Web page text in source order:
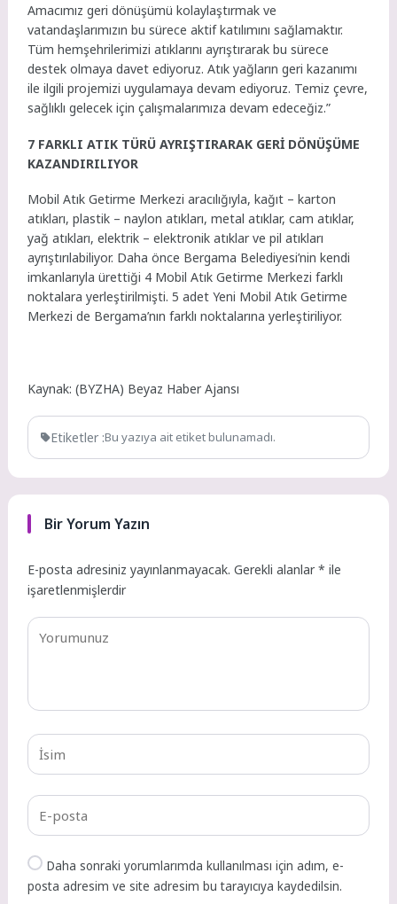
Amacımız geri dönüşümü kolaylaştırmak ve
vatandaşlarımızın bu sürece aktif katılımını sağlamaktır.
Tüm hemşehrilerimizi atıklarını ayrıştırarak bu sürece
destek olmaya davet ediyoruz. Atık yağların geri kazanımı
ile ilgili projemizi uygulamaya devam ediyoruz. Temiz çevre,
sağlıklı gelecek için çalışmalarımıza devam edeceğiz.”
7 FARKLI ATIK TÜRÜ AYRIŞTIRARAK GERİ DÖNÜŞÜME
KAZANDIRILIYOR
Mobil Atık Getirme Merkezi aracılığıyla, kağıt – karton
atıkları, plastik – naylon atıkları, metal atıklar, cam atıklar,
yağ atıkları, elektrik – elektronik atıklar ve pil atıkları
ayrıştırılabiliyor. Daha önce Bergama Belediyesi’nin kendi
imkanlarıyla ürettiği 4 Mobil Atık Getirme Merkezi farklı
noktalara yerleştirilmişti. 5 adet Yeni Mobil Atık Getirme
Merkezi de Bergama’nın farklı noktalarına yerleştiriliyor.
Kaynak: (BYZHA) Beyaz Haber Ajansı
Etiketler :Bu yazıya ait etiket bulunamadı.
Bir Yorum Yazın
E-posta adresiniz yayınlanmayacak. Gerekli alanlar* ile
işaretlenmişlerdir
Daha sonraki yorumlarımda kullanılması için adım, e-
posta adresim ve site adresim bu tarayıcıya kaydedilsin.